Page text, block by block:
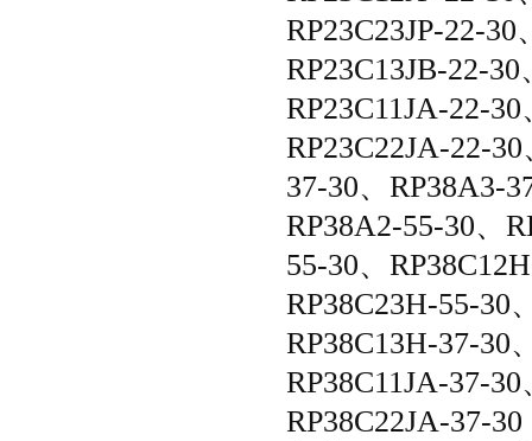
RP23C23JP-22-
RP23C13JB-22-
RP23C11JA-22-
RP23C22JA-22-
37-30、RP38A3-
RP38A2-55-30、
55-30、
RP38C23H-55-30
RP38C13H-37-30
RP38C11JA-37-
RP38C22JA-37-30